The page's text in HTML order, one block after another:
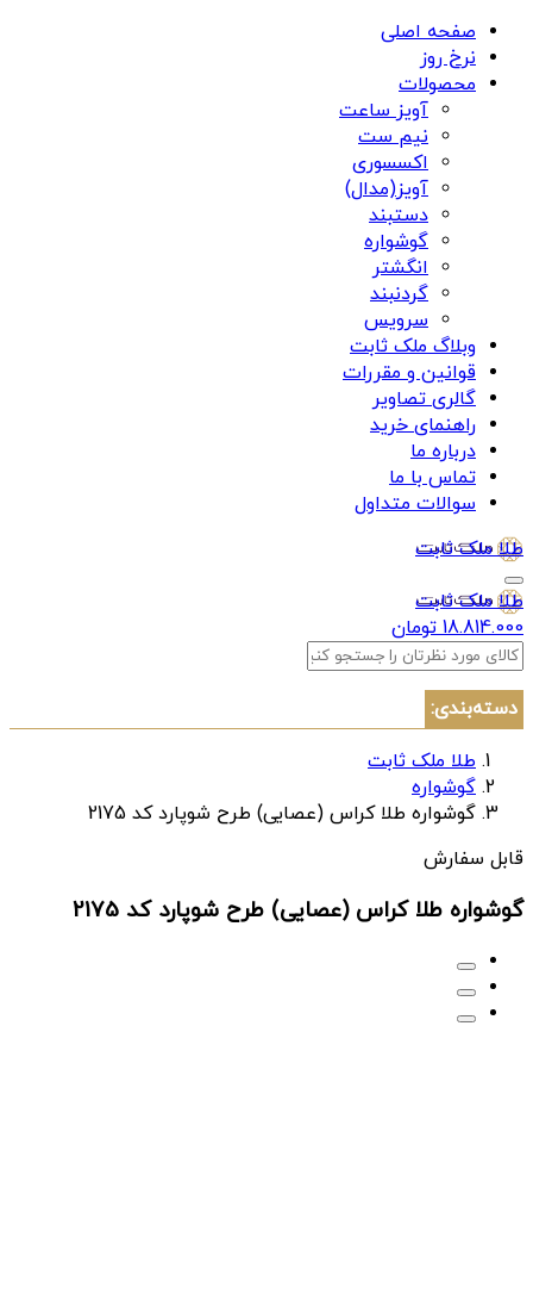
صفحه اصلی
نرخ روز
محصولات
آویز ساعت
نیم ست
اکسسوری
آویز(مدال)
دستبند
گوشواره
انگشتر
گردنبند
سرویس
وبلاگ ملک ثابت
قوانین و مقررات
گالری تصاویر
راهنمای خرید
درباره ما
تماس با ما
سوالات متداول
طلا ملک ثابت
طلا ملک ثابت
18.814.000 تومان
دسته‌بندی:
طلا ملک ثابت
گوشواره
گوشواره طلا کراس (عصایی) طرح شوپارد کد 2175
قابل سفارش
گوشواره طلا کراس (عصایی) طرح شوپارد کد 2175